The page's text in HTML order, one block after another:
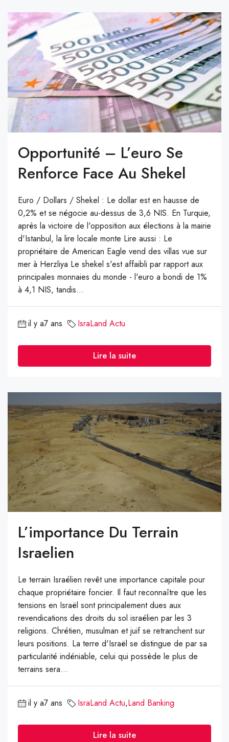
Opportunité – L’euro Se
Renforce Face Au Shekel
Euro / Dollars / Shekel : Le dollar est en hausse de
0,2% et se négocie au-dessus de 3,6 NIS. En Turquie,
après la victoire de l'opposition aux élections à la mairie
d'Istanbul, la lire locale monte Lire aussi : Le
propriétaire de American Eagle vend des villas vue sur
mer à Herzliya Le shekel s'est affaibli par rapport aux
principales monnaies du monde - l'euro a bondi de 1%
à 4,1 NIS, tandis...
il y a7 ans IsraLand Actu
Lire la suite
L’importance Du Terrain
Israelien
Le terrain Israélien revêt une importance capitale pour
chaque propriétaire foncier. Il faut reconnaître que les
tensions en Israël sont principalement dues aux
revendications des droits du sol israélien par les 3
religions. Chrétien, musulman et juif se retranchent sur
leurs positions. La terre d'Israël se distingue de par sa
particularité indéniable, celui qui possède le plus de
terrains sera...
il y a7 ans IsraLand Actu,Land Banking
Lire la suite